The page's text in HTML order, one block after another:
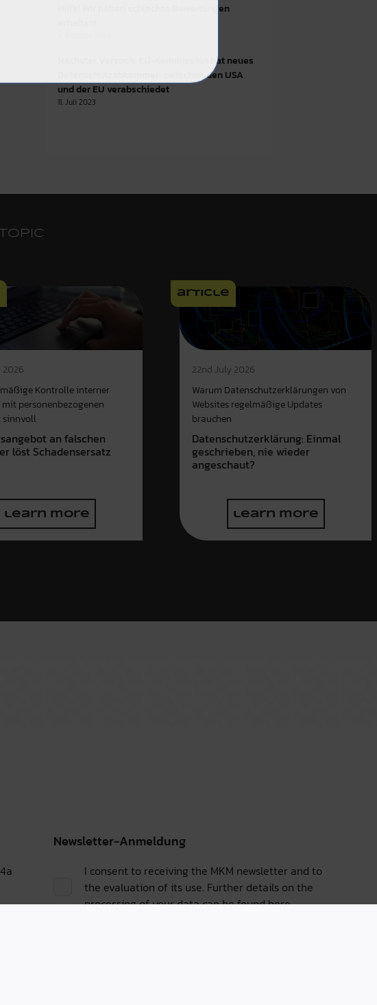
Hilfe! Wir haben schlechte Bewertungen
Nächster Versuch: EU-Kommission hat neues
Datenschutzabkommen zwischen den USA
und der EU verabschiedet
11. Juli 2023
2026
Kontrolle interner
mit personenbezogenen
sinnvoll
an falschen
löst Schadensersatz
learn more
article
22nd July 2026
Warum Datenschutzerklärungen von
Websites regelmäßige Updates
brauchen
Datenschutzerklärung: Einmal
geschrieben, nie wieder
angeschaut?
learn more
Newsletter-Anmeldung
I consent to receiving the MKM newsletter and to
the evaluation of its use. Further details on the
processing of your data can be foundhere.